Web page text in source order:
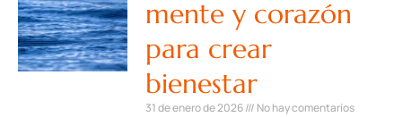
mente y corazón
para crear
bienestar
31 de enero de 2026 No hay comentarios